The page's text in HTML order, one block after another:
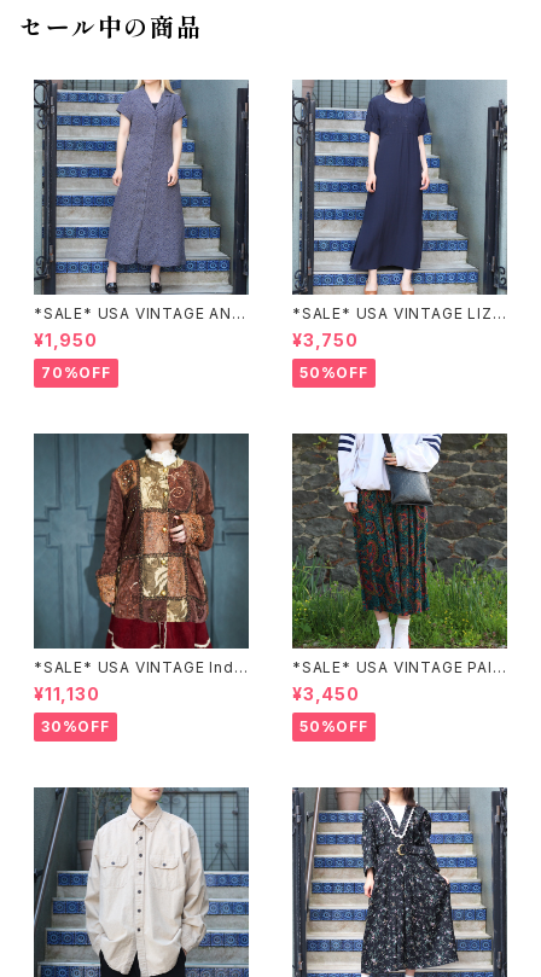
レーシングジャケット
セール中の商品
*SALE* USA VINTAGE ANN
EX HALF SLEEVE FLOWER
PATTERNED ONE PIECE/ア
メリカ古着半袖花柄ワンピース
¥1,950
70%OFF
*SALE* USA VINTAGE LIZ c
laiborne EMBROIDERY DES
IGN NAVY ONE PIECE/アメリ
カ古着刺繍デザインネイビーワ
ンピース
¥3,750
50%OFF
*SALE* USA VINTAGE Indi
go moon PATCHWORK EM
BROIDERY DESIGN JACKE
T/アメリカ古着パッチワーク刺
繍ジャケット
¥11,130
30%OFF
*SALE* USA VINTAGE PAIS
LEY PATTERNED DESIGN S
KIRT/アメリカ古着ペイズリー
柄デザインスカート
¥3,450
50%OFF